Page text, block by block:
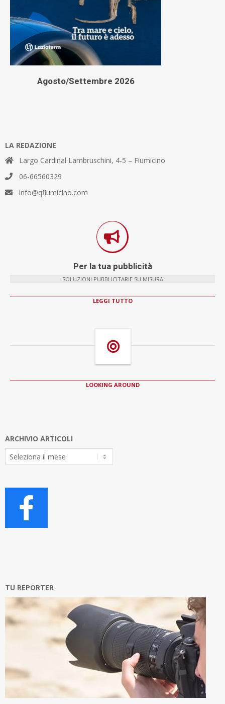
Agosto/Settembre 2026
LA REDAZIONE
Largo Cardinal Lambruschini, 4-5 – Fiumicino
06-66560329
info@qfiumicino.com
Per la tua pubblicità
SOLUZIONI PUBBLICITARIE SU MISURA
LEGGI TUTTO
LOOKING AROUND
ARCHIVIO ARTICOLI
Archivio
Articoli
TU REPORTER